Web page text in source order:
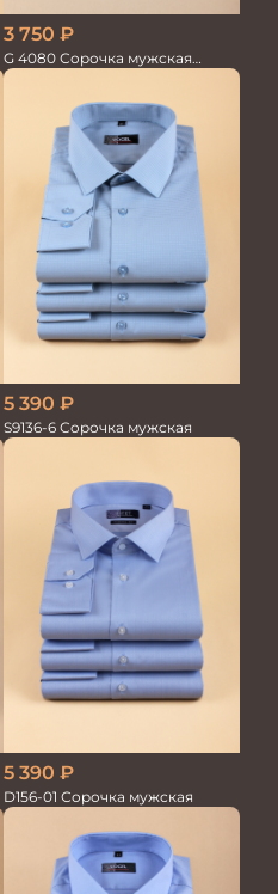
3 750 ₽
G 4080 Сорочка мужская
голубой
5 390 ₽
S9136-6 Сорочка мужская
5 390 ₽
D156-01 Сорочка мужская